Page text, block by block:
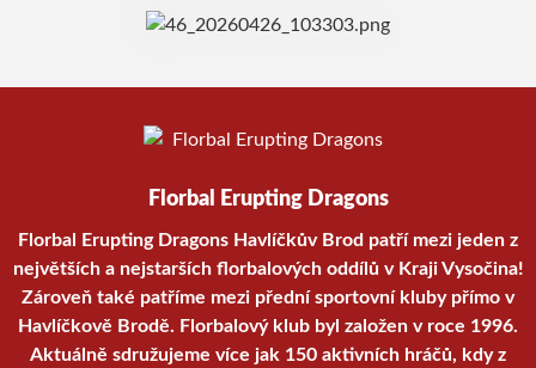
Florbal Erupting Dragons
Florbal Erupting Dragons Havlíčkův Brod patří mezi jeden z
největších a nejstarších florbalových oddílů v Kraji Vysočina!
Zároveň také patříme mezi přední sportovní kluby přímo v
Havlíčkově Brodě. Florbalový klub byl založen v roce 1996.
Aktuálně sdružujeme více jak 150 aktivních hráčů, kdy z